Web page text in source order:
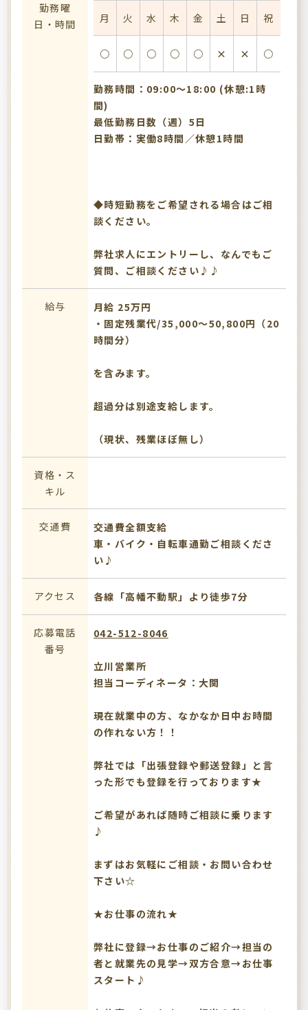
勤務曜
日・時間
月 火 水 木 金 土 日 祝
○ ○ ○ ○ ○ × × ○
勤務時間：09:00〜18:00 (休憩:1時
間)
最低勤務日数（週）5日
日勤帯：実働8時間／休憩1時間
◆時短勤務をご希望される場合はご相
談ください。
弊社求人にエントリーし、なんでもご
質問、ご相談ください♪♪
給与
月給 25万円
・固定残業代/35,000～50,800円（20
時間分）
を含みます。
超過分は別途支給します。
（現状、残業ほぼ無し）
資格・ス
キル
交通費
交通費全額支給
車・バイク・自転車通勤ご相談くださ
い♪
アクセス 各線「高幡不動駅」より徒歩7分
応募電話
番号
042-512-8046
立川営業所
担当コーディネータ：大関
現在就業中の方、なかなか日中お時間
の作れない方！！
弊社では「出張登録や郵送登録」と言
った形でも登録を行っております★
ご希望があれば随時ご相談に乗ります
♪
まずはお気軽にご相談・お問い合わせ
下さい☆
★お仕事の流れ★
弊社に登録→お仕事のご紹介→担当の
者と就業先の見学→双方合意→お仕事
スタート♪